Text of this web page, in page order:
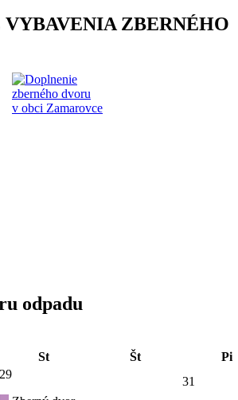
ZBERNÉHO
odpadu
St Št Pi
29
31